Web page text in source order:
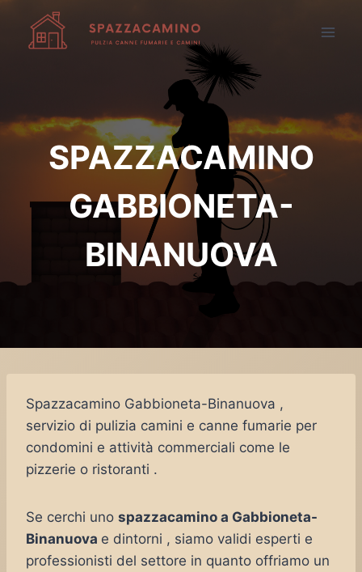
contenuto
SPAZZACAMINO
GABBIONETA-
BINANUOVA
Spazzacamino Gabbioneta-Binanuova ,
servizio di pulizia camini e canne fumarie per
condomini e attività commerciali come le
pizzerie o ristoranti .
Se cerchi uno spazzacamino a Gabbioneta-
Binanuova e dintorni , siamo validi esperti e
professionisti del settore in quanto offriamo un